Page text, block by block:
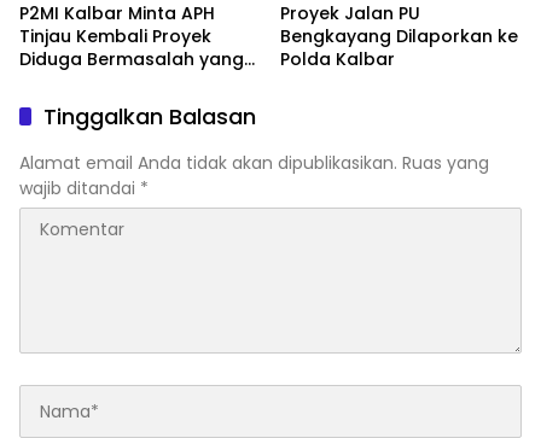
P2MI Kalbar Minta APH
Tinjau Kembali Proyek
Diduga Bermasalah yang
Proyek Jalan PU
Bengkayang Dilaporkan ke
Polda Kalbar
Tinggalkan Balasan
Alamat email Anda tidak akan dipublikasikan. Ruas yang
wajib ditandai *